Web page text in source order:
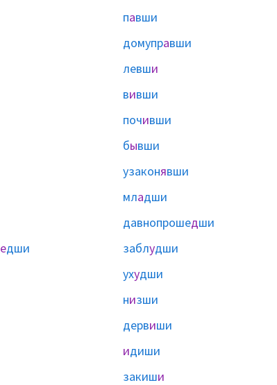
павши
домуправши
левши
вивши
почивши
бывши
узаконявши
младши
давнопрошедши
едши заблудши
ухудши
низши
дервиши
идиши
закиши